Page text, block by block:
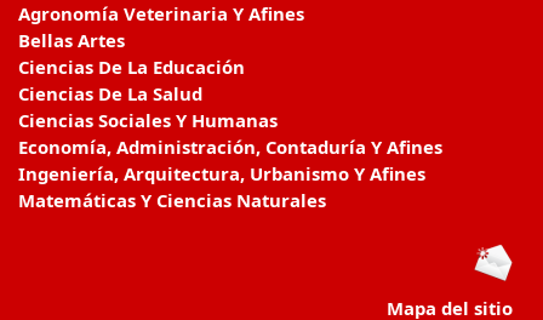
Agronomía Veterinaria Y Afines
Bellas Artes
Ciencias De La Educación
Ciencias De La Salud
Ciencias Sociales Y Humanas
Economía, Administración, Contaduría Y Afines
Ingeniería, Arquitectura, Urbanismo Y Afines
Matemáticas Y Ciencias Naturales
Mapa del sitio